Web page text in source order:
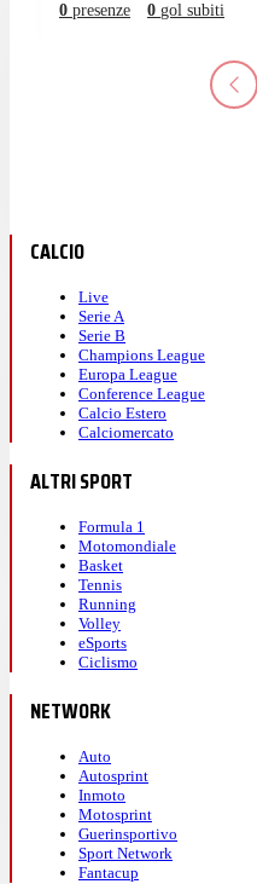
0 presenze 0 gol subiti
CALCIO
Live
Serie A
Serie B
Champions League
Europa League
Conference League
Calcio Estero
Calciomercato
ALTRI SPORT
Formula 1
Motomondiale
Basket
Tennis
Running
Volley
eSports
Ciclismo
NETWORK
Auto
Autosprint
Inmoto
Motosprint
Guerinsportivo
Sport Network
Fantacup